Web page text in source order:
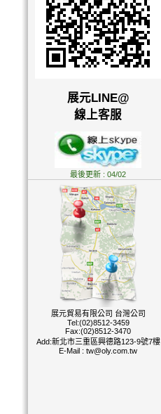
展元LINE@
線上客服
最後更新 : 04/02
展元貿易有限公司 台灣公司
Tel:(02)8512-3459
Fax:(02)8512-3470
Add:新北市三重區興德路123-9號7樓
E-Mail : tw@oly.com.tw